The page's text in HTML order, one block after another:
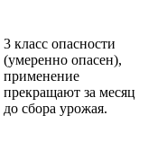
3 класс опасности
(умеренно опасен),
применение
прекращают за месяц
до сбора урожая.